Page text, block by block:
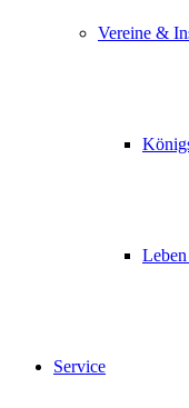
Vereine &
Service